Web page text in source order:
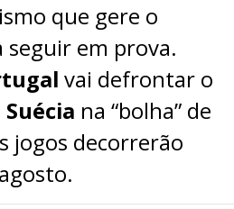
que gere o
seguir em prova.
vai defrontar o
Suécia na “bolha” de
jogos decorrerão